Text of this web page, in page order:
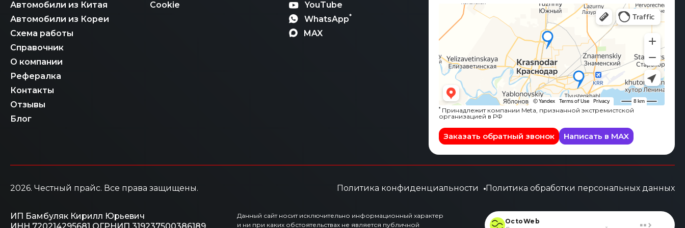
Автомобили из Китая
Автомобили из Кореи
Схема работы
Справочник
О компании
Рефералка
Контакты
Отзывы
Блог
Cookie
YouTube
WhatsApp*
MAX
*Принадлежит компании Meta, признанной экстремистской
организацией в РФ
Заказать обратный звонок Написать в MAX
2026. Честный прайс. Все права защищены. Политика конфиденциальности Политика обработки персональных данных
ИП Бамбуляк Кирилл Юрьевич
Данный сайт носит исключительно информационный характер
и ни при каких обстоятельствах не является публичной
OctoWeb